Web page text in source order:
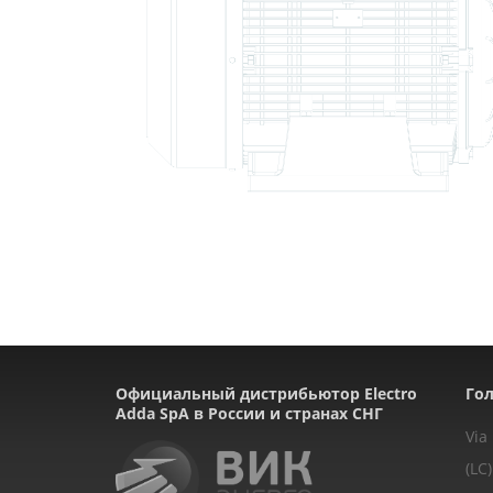
Официальный дистрибьютор Electro
Adda SpA в России и странах СНГ
Via